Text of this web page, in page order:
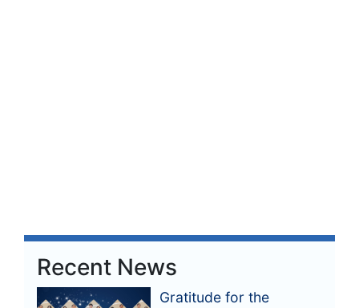
Recent News
Gratitude for the